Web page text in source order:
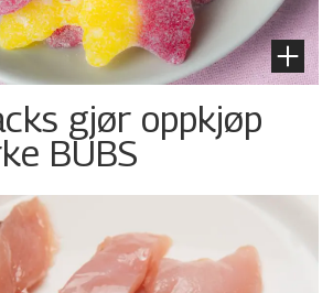
gjør oppkjøp
BUBS